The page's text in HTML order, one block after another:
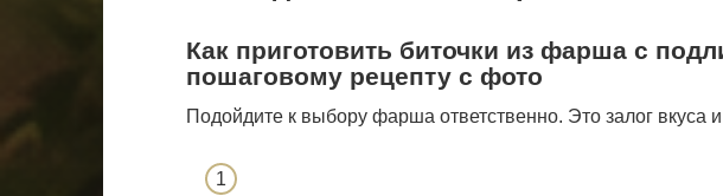
Как приготовить биточки из фарша с
пошаговому рецепту с фото
Подойдите к выбору фарша ответственно. Это залог вкуса